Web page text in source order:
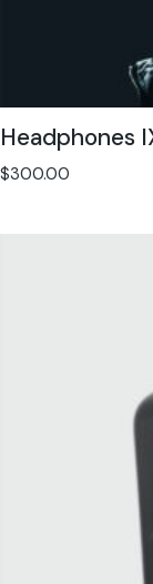
Headphones
$300.00